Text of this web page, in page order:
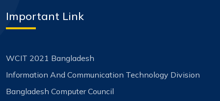
Important Link
WCIT 2021 Bangladesh
Information And Communication Technology Division
Bangladesh Computer Council